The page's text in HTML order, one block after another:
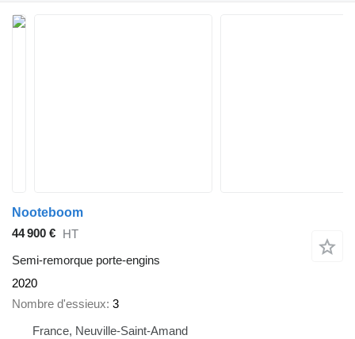
Nooteboom
44 900 € HT
Semi-remorque porte-engins
2020
Nombre d'essieux 3
France, Neuville-Saint-Amand